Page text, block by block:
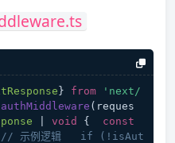
} from
'next/
authMiddleware ( reques
void { const
// 示例逻辑   if (!isAut